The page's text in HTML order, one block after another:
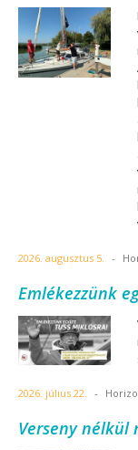
2026. augusztus 5. -
Emlékezzünk
2026. július 22. -
Verseny nélkül